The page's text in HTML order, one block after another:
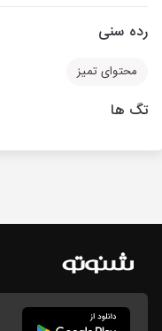
رده سنی
محتوای تمیز
تگ ها